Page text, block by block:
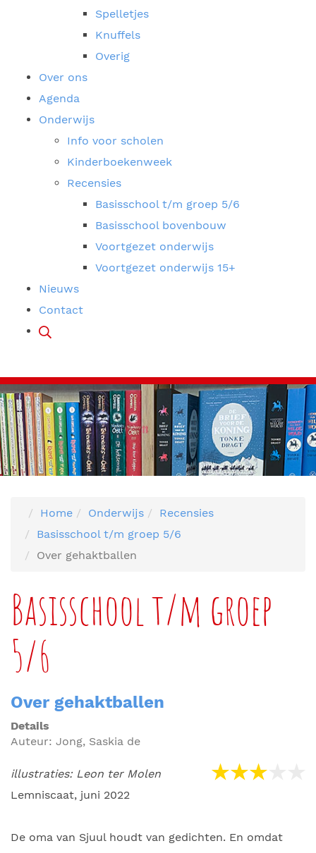
Spelletjes
Knuffels
Overig
Over ons
Agenda
Onderwijs
Info voor scholen
Kinderboekenweek
Recensies
Basisschool t/m groep 5/6
Basisschool bovenbouw
Voortgezet onderwijs
Voortgezet onderwijs 15+
Nieuws
Contact
Home Onderwijs
Recensies
Basisschool t/m groep 5/6
Over gehaktballen
Basisschool t/m groep
5/6
Over gehaktballen
Details
Auteur: Jong, Saskia de
illustraties: Leon ter Molen
Lemniscaat, juni 2022
De oma van Sjuul houdt van gedichten. En omdat